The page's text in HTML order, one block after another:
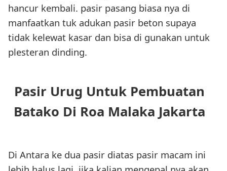
hancur kembali. pasir pasang biasa nya di
manfaatkan tuk adukan pasir beton supaya
tidak kelewat kasar dan bisa di gunakan untuk
plesteran dinding.
Pasir Urug Untuk Pembuatan
Batako Di Roa Malaka Jakarta
Di Antara ke dua pasir diatas pasir macam ini